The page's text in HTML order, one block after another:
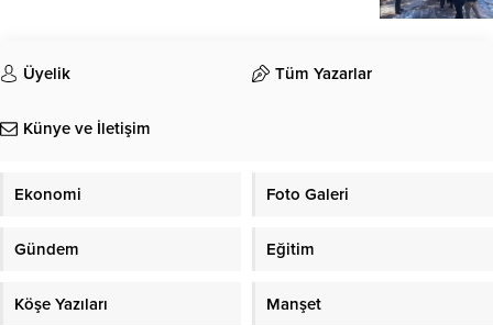
Üyelik Tüm Yazarlar
Künye ve İletişim
Ekonomi Foto Galeri
Gündem Eğitim
Köşe Yazıları Manşet